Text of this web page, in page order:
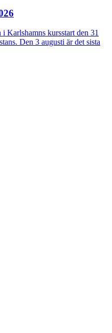
Karlshamns kursstart den 31
Den 3 augusti är det sista